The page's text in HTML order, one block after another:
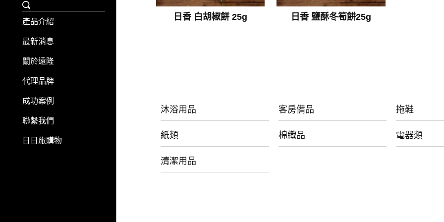
產品介紹
最新消息
關於遠隆
代理品牌
成功案例
聯繫我們
日日旅購物
日香 白胡椒餅 25g 日香 鹽酥冬筍餅25g
沐浴用品 客房備品 拖鞋
紙類 棉織品 電器類
清潔用品